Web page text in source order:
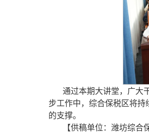
通过本期大讲堂，广大
步工作中，综合保税区将
的支撑。
【供稿单位：潍坊综合